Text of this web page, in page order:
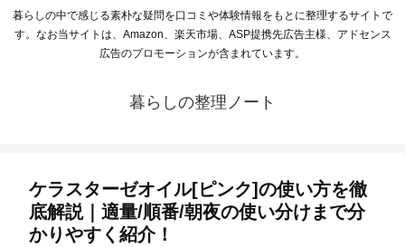
暮らしの中で感じる素朴な疑問を口コミや体験情報をもとに整理するサイトで
す。なお当サイトは、Amazon、楽天市場、ASP提携先広告主様、アドセンス
広告のプロモーションが含まれています。
暮らしの整理ノート
ケラスターゼオイル[ピンク]の使い方を徹
底解説｜適量/順番/朝夜の使い分けまで分
かりやすく紹介！